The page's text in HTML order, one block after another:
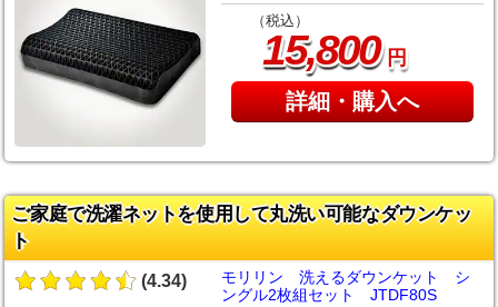
（税込）
15,800円
詳細・購入へ
ご家庭で洗濯ネットを使用して丸洗い可能なダウンケッ
ト
(4.34)
モリリン 洗えるダウンケット シ
ングル2枚組セット JTDF80S